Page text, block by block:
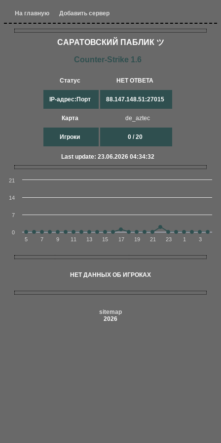
На главную Добавить сервер
САРАТОВСКИЙ ПАБЛИК ツ
Counter-Strike 1.6
Статус
IP-адрес:Порт
Карта
Игроки
НЕТ ОТВЕТА
88.147.148.51:27015
de_aztec
0 / 20
Last update: 23.06.2026 04:34:32
5 7 9 11 13 15 17 19 21 23 1 3
0
7
14
21
НЕТ ДАННЫХ ОБ ИГРОКАХ
sitemap
2026